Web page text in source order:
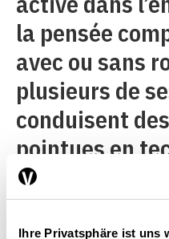
Ihre Privatsphäre ist uns
la pensée
avec ou sans
plusieurs de
conduisent
pointues en
éducatives,
domaine de